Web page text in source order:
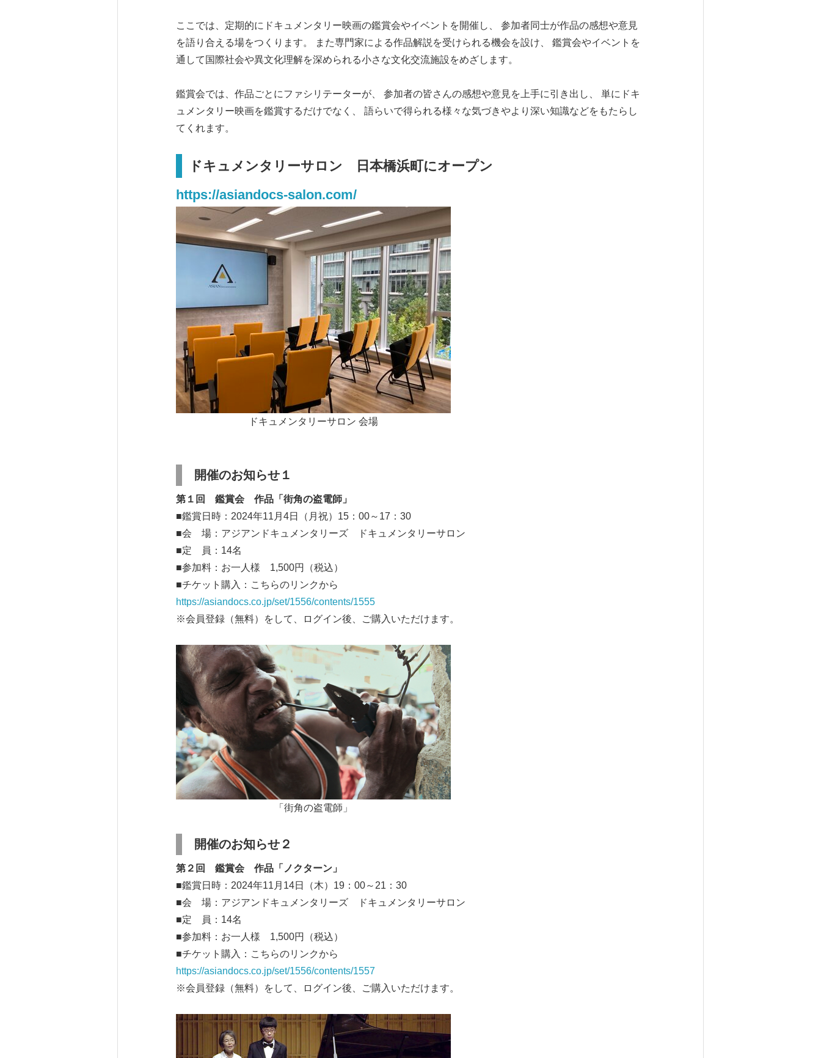
ここでは、定期的にドキュメンタリー映画の鑑賞会やイベントを開催し、 参加者同士が作品の感想や意見
を語り合える場をつくります。 また専門家による作品解説を受けられる機会を設け、 鑑賞会やイベントを
通して国際社会や異文化理解を深められる小さな文化交流施設をめざします。
鑑賞会では、作品ごとにファシリテーターが、 参加者の皆さんの感想や意見を上手に引き出し、 単にドキ
ュメンタリー映画を鑑賞するだけでなく、 語らいで得られる様々な気づきやより深い知識などをもたらし
てくれます。
ドキュメンタリーサロン 日本橋浜町にオープン
https://asiandocs-salon.com/
ドキュメンタリーサロン 会場
開催のお知らせ１
第１回 鑑賞会 作品「街角の盗電師」
■鑑賞日時：2024年11月4日（月祝）15：00～17：30
■会 場：アジアンドキュメンタリーズ ドキュメンタリーサロン
■定 員：14名
■参加料：お一人様 1,500円（税込）
■チケット購入：こちらのリンクから
https://asiandocs.co.jp/set/1556/contents/1555
※会員登録（無料）をして、ログイン後、ご購入いただけます。
「街角の盗電師」
開催のお知らせ２
第２回 鑑賞会 作品「ノクターン」
■鑑賞日時：2024年11月14日（木）19：00～21：30
■会 場：アジアンドキュメンタリーズ ドキュメンタリーサロン
■定 員：14名
■参加料：お一人様 1,500円（税込）
■チケット購入：こちらのリンクから
https://asiandocs.co.jp/set/1556/contents/1557
※会員登録（無料）をして、ログイン後、ご購入いただけます。
Japanese
English